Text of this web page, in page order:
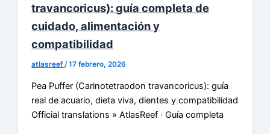
travancoricus): guía completa de
cuidado, alimentación y
compatibilidad
atlasreef/17 febrero, 2026
Pea Puffer (Carinotetraodon travancoricus): guía
real de acuario, dieta viva, dientes y compatibilidad
Official translations » AtlasReef · Guía completa